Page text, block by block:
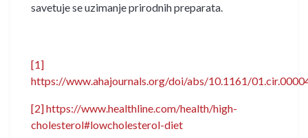
savetuje se uzimanje prirodnih preparata.
[1]
https://www.ahajournals.org/doi/abs/10.1161/
[2]https://www.healthline.com/health/high-
cholesterol#lowcholesterol-diet